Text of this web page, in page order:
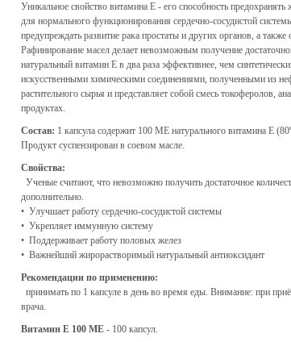
Уникальное свойство витамина Е - его способность
для нормального функционирования сердечно-сосудистой
предупреждать развитие рака простаты и других органов, а
Рафинирование масел делает невозможным получение
натуральный витамин Е в два раза эффективнее, чем
искусственными химическими соединениями, полученными из
растительного сырья и представляет собой смесь
продуктах.
Состав: 1 капсула содержит 100 МЕ натурального витамина E
Продукт суспензирован в соевом масле.
Свойства:
Ученые считают, что невозможно получить достаточное
дополнительно.
• Улучшает работу сердечно-сосудистой системы
• Укрепляет иммунную систему
• Поддерживает работу половых желез
• Важнейший жирорастворимый натуральный антиоксидант
Рекомендации по применению:
принимать по 1 капсуле в день во время еды. Внимание: при
врача.
Витамин Е 100 МЕ - 100 капсул.